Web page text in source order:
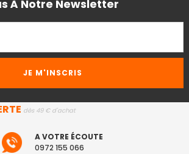
À Notre Newsletter
dès 49 € d'achat
A VOTRE ÉCOUTE
0972 155 066